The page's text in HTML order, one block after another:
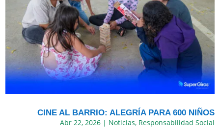
CINE AL BARRIO: ALEGRÍA PARA 600 NIÑOS
Abr 22, 2026| Noticias, Responsabilidad Social